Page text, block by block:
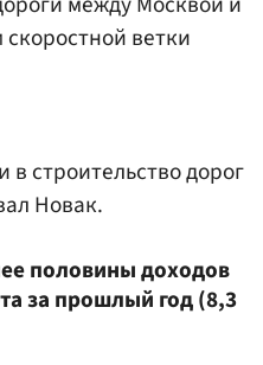
ветки
в строительство дорог
Новак.
половины доходов
за прошлый год (8,3